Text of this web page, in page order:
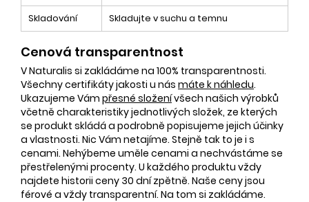
Skladování
Skladujte v suchu a temnu
Cenová transparentnost
V Naturalis si zakládáme na 100% transparentnosti.
Všechny certifikáty jakosti u nás máte k náhledu.
Ukazujeme Vám přesné složenívšech našich výrobků
včetně charakteristiky jednotlivých složek, ze kterých
se produkt skládá a podrobně popisujeme jejich účinky
a vlastnosti. Nic Vám netajíme. Stejně tak to je i s
cenami. Nehýbeme uměle cenami a nechvástáme se
přestřelenými procenty. U každého produktu vždy
najdete historii ceny 30 dní zpětně. Naše ceny jsou
férové a vždy transparentní. Na tom si zakládáme.